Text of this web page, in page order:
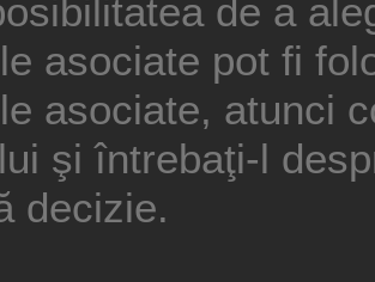
de a
asociate pot fi
asociate, atunci
şi întrebaţi-l
decizie.